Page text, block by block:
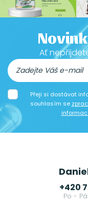
Ať
Přeji si dostávat
souhlasím se
+420
Po -